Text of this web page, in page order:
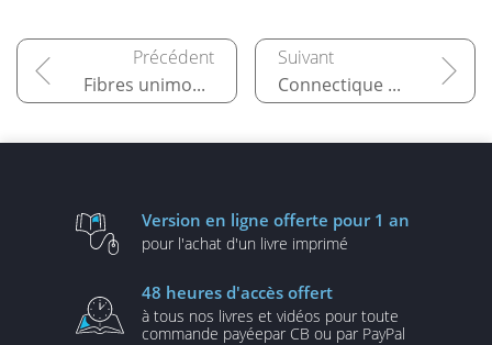
Fibres unimodales pour centres de données Connectique optique
Version en ligne offerte pour 1 an
pour l'achat d'un livre imprimé
48 heures d'accès offert
à tous nos livres et vidéos pour toute
commande payéepar CB ou par PayPal